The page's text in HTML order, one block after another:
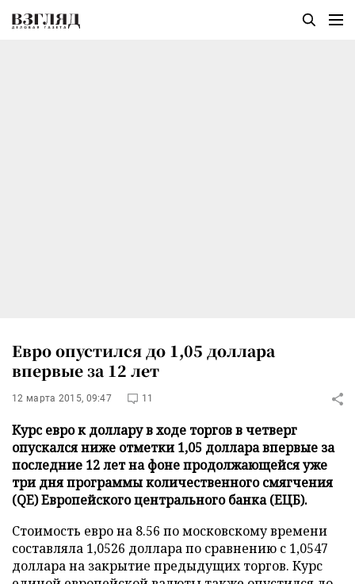
Евро опустился до 1,05 доллара
впервые за 12 лет
12 марта 2015, 09:47 11
Курс евро к доллару в ходе торгов в четверг
опускался ниже отметки 1,05 доллара впервые за
последние 12 лет на фоне продолжающейся уже
три дня программы количественного смягчения
(QE) Европейского центрального банка (ЕЦБ).
Стоимость евро на 8.56 по московскому времени
составляла 1,0526 доллара по сравнению с 1,0547
доллара на закрытие предыдущих торгов. Курс